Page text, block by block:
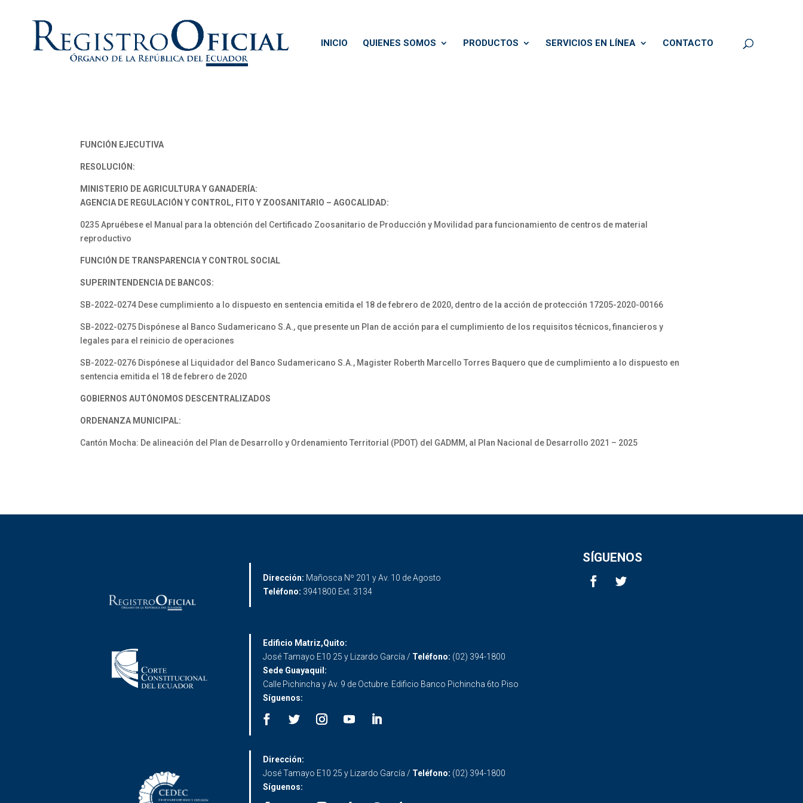
INICIO QUIENES SOMOS PRODUCTOS SERVICIOS EN LÍNEA CONTACTO
FUNCIÓN EJECUTIVA
RESOLUCIÓN:
MINISTERIO DE AGRICULTURA Y GANADERÍA:
AGENCIA DE REGULACIÓN Y CONTROL, FITO Y ZOOSANITARIO – AGOCALIDAD:
0235 Apruébese el Manual para la obtención del Certificado Zoosanitario de Producción y Movilidad para funcionamiento de centros de material
reproductivo
FUNCIÓN DE TRANSPARENCIA Y CONTROL SOCIAL
SUPERINTENDENCIA DE BANCOS:
SB-2022-0274 Dese cumplimiento a lo dispuesto en sentencia emitida el 18 de febrero de 2020, dentro de la acción de protección 17205-2020-00166
SB-2022-0275 Dispónese al Banco Sudamericano S.A., que presente un Plan de acción para el cumplimiento de los requisitos técnicos, financieros y
legales para el reinicio de operaciones
SB-2022-0276 Dispónese al Liquidador del Banco Sudamericano S.A., Magister Roberth Marcello Torres Baquero que de cumplimiento a lo dispuesto en
sentencia emitida el 18 de febrero de 2020
GOBIERNOS AUTÓNOMOS DESCENTRALIZADOS
ORDENANZA MUNICIPAL:
Cantón Mocha: De alineación del Plan de Desarrollo y Ordenamiento Territorial (PDOT) del GADMM, al Plan Nacional de Desarrollo 2021 – 2025
Dirección: Mañosca Nº 201 y Av. 10 de Agosto
Teléfono: 3941800 Ext. 3134
SÍGUENOS
Edificio Matriz,Quito:
José Tamayo E10 25 y Lizardo García / Teléfono: (02) 394-1800
Sede Guayaquil:
Calle Pichincha y Av. 9 de Octubre. Edificio Banco Pichincha 6to Piso
Síguenos:
Dirección:
José Tamayo E10 25 y Lizardo García / Teléfono: (02) 394-1800
Síguenos: